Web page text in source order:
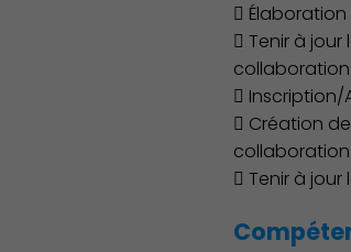

 Tenir à
 Inscription/
 Création
 Tenir à